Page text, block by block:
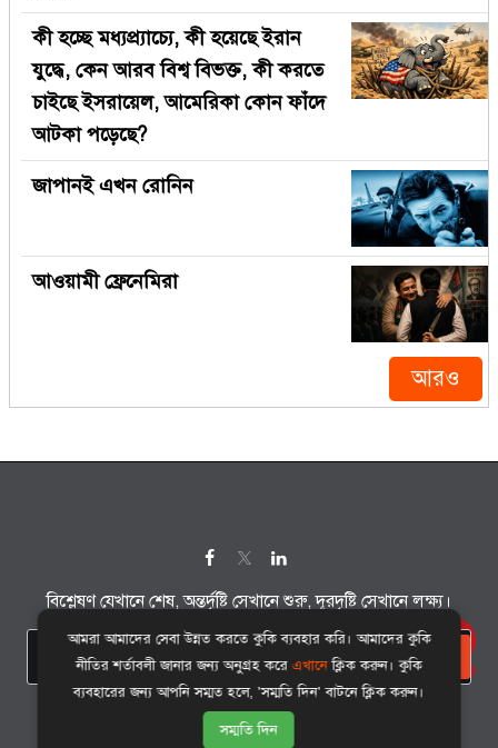
কী হচ্ছে মধ্যপ্র্যাচ্যে, কী হয়েছে ইরান
যুদ্ধে, কেন আরব বিশ্ব বিভক্ত, কী করতে
চাইছে ইসরায়েল, আমেরিকা কোন ফাঁদে
আটকা পড়েছে?
জাপানই এখন রোনিন
আওয়ামী ফ্রেনেমিরা
আরও
বিশ্লেষণ যেখানে শেষ, অন্তর্দৃষ্টি সেখানে শুরু, দূরদৃষ্টি সেখানে লক্ষ্য।
সাবস্ক্রাইব
sirajul.comকর্তৃক সর্বস্বত্ব সংরক্ষিত।
আমরা আমাদের সেবা উন্নত করতে কুকি ব্যবহার করি। আমাদের কুকি
নীতির শর্তাবলী জানার জন্য অনুগ্রহ করেএখানেক্লিক করুন। কুকি
ব্যবহারের জন্য আপনি সম্মত হলে, 'সম্মতি দিন' বাটনে ক্লিক করুন।
সম্মতি দিন